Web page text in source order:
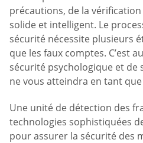
précautions, de la
solide et intelligent. Le
sécurité nécessite plusieurs
que les faux comptes. C’est
sécurité psychologique et de
ne vous atteindra en tant
Une unité de détection des
technologies sophistiquées
pour assurer la sécurité des